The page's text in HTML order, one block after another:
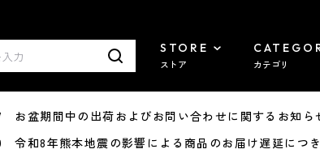
STORE
ストア カテゴリ
盆期間中の出荷およびお問い合わせに関するお知ら
和8年熊本地震の影響による商品のお届け遅延につ